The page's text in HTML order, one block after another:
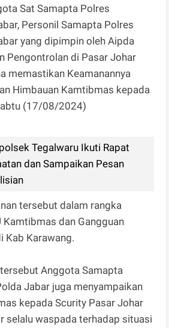
Sat Samapta Polres
Personil Samapta Polres
yang dipimpin oleh Aipda
Pengontrolan di Pasar Johar
memastikan Keamanannya
Himbauan Kamtibmas kepada
(17/08/2024)
Tegalwaru Ikuti Rapat
dan Sampaikan Pesan
tersebut dalam rangka
Kamtibmas dan Gangguan
Kab Karawang.
Anggota Samapta
Jabar juga menyampaikan
kepada Scurity Pasar Johar
selalu waspada terhadap situasi